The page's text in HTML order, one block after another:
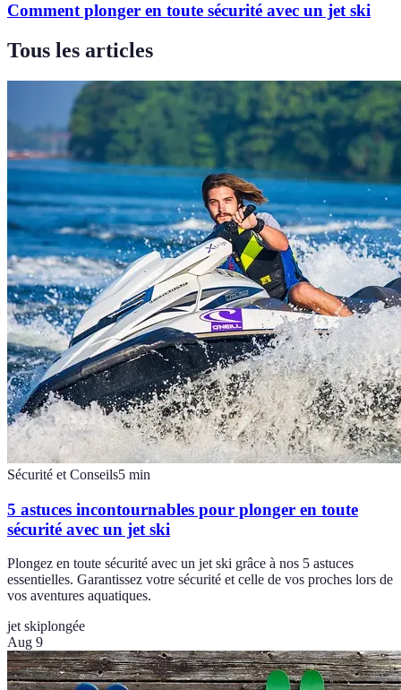
Comment plonger en toute sécurité avec un jet ski
Tous les articles
Sécurité et Conseils5 min
5 astuces incontournables pour plonger en toute
sécurité avec un jet ski
Plongez en toute sécurité avec un jet ski grâce à nos 5 astuces
essentielles. Garantissez votre sécurité et celle de vos proches lors de
vos aventures aquatiques.
jet skiplongée
Aug 9